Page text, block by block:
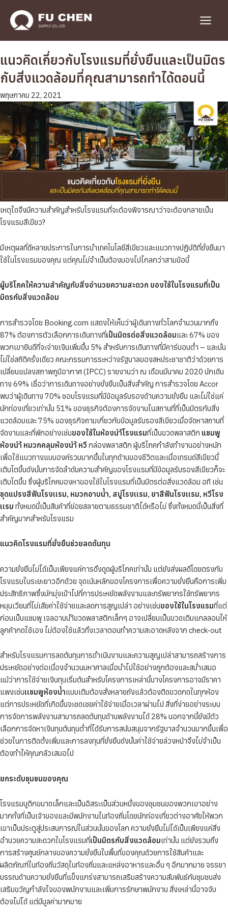
content
แนวคิดเกี่ยวกับโรงแรมที่ยั่งยืนและเป็นมิตร
กับสิ่งแวดล้อมที่คุณสามารถทำได้ตอนนี้
พฤษภาคม 22, 2021
เหตุใดจึงมีความสำคัญสำหรับโรงแรมที่จะต้องพิจารณาว่าจะต้องกลายเป็น
โรงแรมสีเขียว?
มีเหตุผลที่ดีหลายประการในการนำเทคโนโลยีสีเขียวและแนวทางปฏิบัติที่ยั่งยืนมา
ใช้ในโรงแรมของคุณ แต่คุณไม่จำเป็นต้องมองไปไกลกว่าสามข้อนี้
ผู้บริโภคให้ความสำคัญกับสิ่งอำนวยความสะดวก ของใช้ในโรงแรมที่เป็น
มิตรกับสิ่งแวดล้อม
การสำรวจโดย Booking.com แสดงให้เห็นว่าผู้เดินทางทั่วโลกจำนวนมากถึง
87% ต้องการตัวเลือกการเดินทางที่เป็นมิตรต่อสิ่งแวดล้อมและ 67% ของ
พวกเขายินดีที่จะจ่ายเงินเพิ่มขึ้น 5% สำหรับการเดินทางที่มีคาร์บอนต่ำ – และนั่น
ไม่ใช่สถิติครั้งเดียว คณะกรรมการระหว่างรัฐบาลของสหประชาชาติว่าด้วยการ
เปลี่ยนแปลงสภาพภูมิอากาศ (IPCC) รายงานว่า ณ เดือนมีนาคม 2020 นักเดิน
ทาง 69% เชื่อว่าการเดินทางอย่างยั่งยืนเป็นสิ่งสำคัญ การสำรวจโดย Accor
พบว่าผู้เดินทาง 70% ชอบโรงแรมที่มีข้อมูลรับรองด้านความยั่งยืน และไม่ใช่แค่
นักท่องเที่ยวเท่านั้น 51% ของธุรกิจต้องการจัดงานในสถานที่ที่เป็นมิตรกับสิ่ง
แวดล้อมและ 75% ของธุรกิจถามเกี่ยวกับข้อมูลรับรองสีเขียวเมื่อจัดหาสถานที่
จัดงานและที่พักอย่างเช่นของใช้ในห้องนำ้โรงแรมที่เป็นขวดพลาสติก แชมพู
ห้องนำ้ หมวกคลุมห้องนำ้ หวี กล่องพลาสติก ผู้บริโภคกำลังทำงานอย่างหนัก
เพื่อใช้แนวทางแบบองค์รวมมากขึ้นในทุกด้านของชีวิตและเมื่อเทรนด์สีเขียวนี้
เติบโตขึ้นดังนั้นการจัดลำดับความสำคัญของโรงแรมที่มีข้อมูลรับรองสีเขียวก็จะ
เติบโตขึ้น ซึ่งผู้บริโภคมองหาของใช้ในโรงแรมที่เป็นมิตรต่อสิ่งแวดล้อม อทิ เช่น
ชุดแปรงสีฟันโรงเเรม, หมวกอาบน้ำ, สบู่โรงเเรม, ยาสีฟันโรงเเรม, หวีโรง
เเรม ทั้งหมดนี้เป็นสินค้าที่ย่อยสลายตามธรรมชาติได้หรือไม่ ซึ่งทั้งหมดนี้เป็นสิ่งที่
สำคัญมากสำหรับโรงแรม
แนวคิดโรงแรมที่ยั่งยืนช่วยลดต้นทุน
ความยั่งยืนไม่ได้เป็นเพียงแค่การดึงดูดผู้บริโภคเท่านั้น แต่ยังส่งผลดีโดยตรงกับ
โรงแรมในระยะยาวอีกด้วย จุดเน้นหลักของโครงการเพื่อความยั่งยืนคือการเพิ่ม
ประสิทธิภาพซึ่งมักมุ่งเป้าไปที่การประหยัดพลังงานและทรัพยากรใช้ทรัพยากร
หมุนเวียนที่ไม่เสียค่าใช้จ่ายและลดการสูญเปล่า อย่างเช่นของใช้ในโรงแรมที่แต่
ก่อนเป็นแชมพู เจลอาบนำ้ขวดพลาสติกเล็กๆ อาจเปลี่ยนเป็นขวดเติมแกลลอนให้
ลูกค้ากดใช้เอง ไม่ต้องใช้แล้วทิ้งเวลาตอนทำความสะอาดหลังจาก check-out
สำหรับโรงแรมการลดต้นทุนการดำเนินงานและความสูญเปล่าสามารถสร้างการ
ประหยัดอย่างต่อเนื่องจำนวนมหาศาลเมื่อนำไปใช้อย่างถูกต้องและสม่ำเสมอ
แม้ว่าการใช้จ่ายเงินทุนเริ่มต้นสำหรับโครงการเหล่านี้บางโครงการอาจมีราคา
แพงเช่นเเชมพูห้องน้ำแบบเติมต้องสั่งหลายถังแล้วต้องติดขวดกดในทุกห้อง
แต่การประหยัดที่เกิดขึ้นจะชดเชยค่าใช้จ่ายเมื่อเวลาผ่านไป สิ่งที่ง่ายอย่างระบบ
การจัดการพลังงานสามารถลดต้นทุนด้านพลังงานได้ 28% นอกจากนี้ยังมีตัว
เลือกการจัดหาเงินทุนต้นทุนต่ำที่ได้รับการสนับสนุนจากรัฐบาลจำนวนมากขึ้นเพื่อ
ช่วยในการติดตั้งเพิ่มและการลงทุนที่ยั่งยืนดังนั้นค่าใช้จ่ายล่วงหน้าจึงไม่จำเป็น
ต้องทำให้คุณกลัวเสมอไป
ยกระดับชุมชนของคุณ
โรงแรมบูติกขนาดเล็กและเป็นอิสระเป็นส่วนหนึ่งของชุมชนของพวกเขาอย่าง
มากทั้งที่เป็นเจ้าของและมีพนักงานในท้องถิ่นโดยนักท่องเที่ยวต่างอาศัยให้พวก
เขาเป็นประตูสู่ประสบการณ์ในส่วนนั้นของโลก ความยั่งยืนไม่ได้เป็นเพียงแค่สิ่ง
อำนวยความสะดวกในโรงแรมที่เป็นมิตรกับสิ่งแวดล้อมเท่านั้น แต่ยังรวมถึง
การสร้างศูนย์กลางของความยั่งยืนในพื้นที่ของคุณด้วยการใช้สินค้าและ
ผลิตภัณฑ์ในท้องถิ่นวัสดุในท้องถิ่นและแหล่งอาหารและอื่น ๆ อีกมากมาย จรรยา
บรรณด้านความยั่งยืนที่แข็งแกร่งสามารถเสริมสร้างความสัมพันธ์กับชุมชนส่ง
เสริมขวัญกำลังใจของพนักงานและเพิ่มการรักษาพนักงาน สิ่งเหล่านี้อาจจับ
ต้องไม่ได้ แต่มีมูลค่ามากมาย